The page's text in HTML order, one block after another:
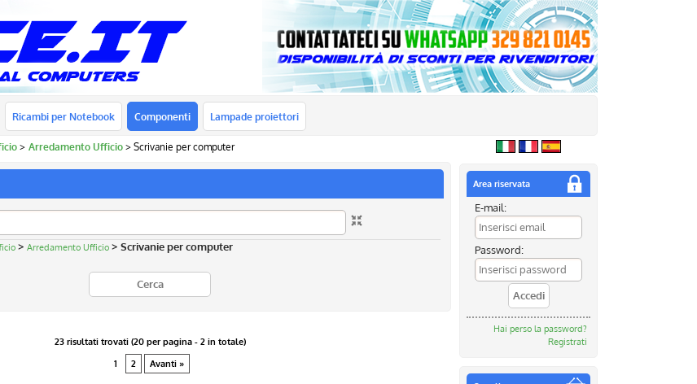
Ricambi per Notebook Componenti Lampade proiettori
Arredamento Ufficio Scrivanie per computer
> Arredamento Ufficio > Scrivanie per computer
23 risultati trovati (20 per pagina - 2 in totale)
1
2 Avanti »
Area riservata
E-mail:
Password:
Hai perso la password?
Registrati